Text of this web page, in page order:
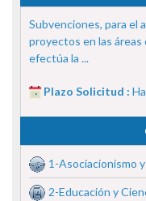
Subvenciones, para el
proyectos en las áreas
efectúa la ...
Plazo Solicitud :
1-Asociacionismo
2-Educación y